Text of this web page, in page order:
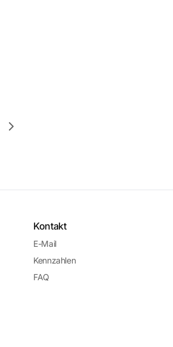
Kontakt
E-Mail
Kennzahlen
FAQ